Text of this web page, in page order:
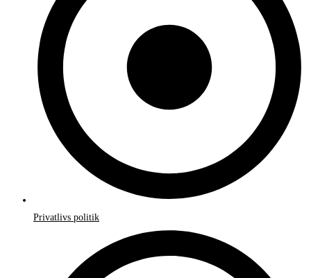
Privatlivs politik